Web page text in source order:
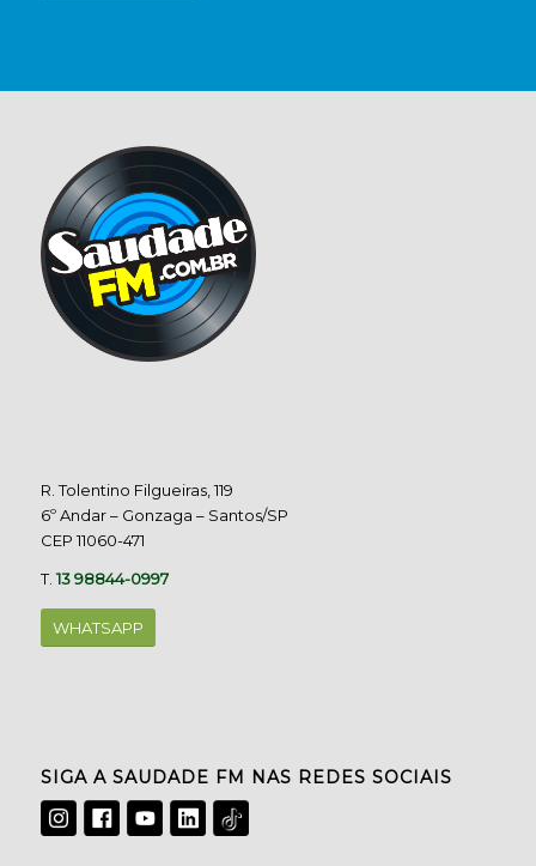
R. Tolentino Filgueiras, 119
6º Andar – Gonzaga – Santos/SP
CEP 11060-471
T.13 98844-0997
WHATSAPP
SIGA A SAUDADE FM NAS REDES SOCIAIS